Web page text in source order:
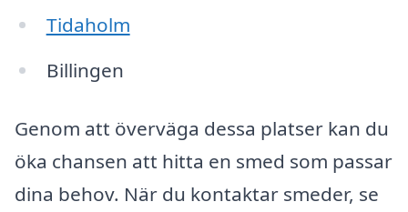
Tidaholm
Billingen
Genom att överväga dessa platser kan du
öka chansen att hitta en smed som passar
dina behov. När du kontaktar smeder, se